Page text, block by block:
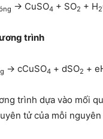
→ CuSO4 + SO2 + H2
trình
→ cCuSO4 + dSO2 +
trình dựa vào mối
tử của mỗi